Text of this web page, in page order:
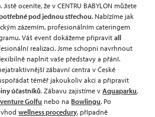
oceníte, že v CENTRU BABYLON můžete
pod jednou střechou. Nabízíme jak
zázemím, profesionálním cateringem
Váš event dokážeme připravitall
realizaci. Jsme schopni navrhnout
naplnit vaše představy a přání.
zábavní centra v České
téměř jakoukoliv akci a připravit
účastníků. Zábavu zajistíme vAquaparku,
Golfu nebo naBowlingu. Po
vhodwellness procedury, případně